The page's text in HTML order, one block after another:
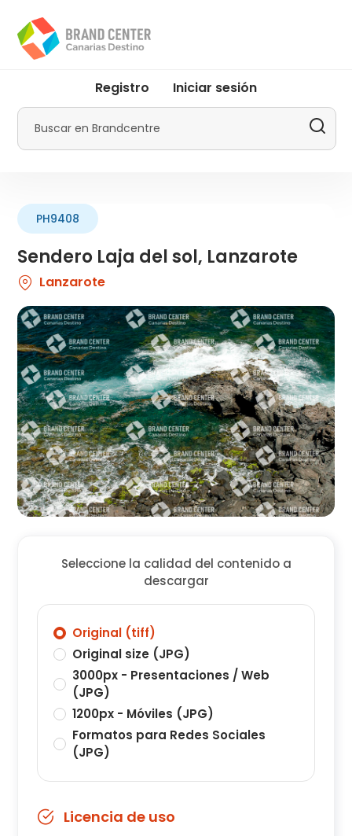
contenido
principal
menu
Promotur
Registro Iniciar sesión
Buscar
Sendero Laja del sol, Lanzarote
PH9408
Lanzarote
Seleccione la calidad del contenido a
descargar
Original (tiff)
Original size (JPG)
3000px - Presentaciones / Web
(JPG)
1200px - Móviles (JPG)
Formatos para Redes Sociales
(JPG)
Licencia de uso